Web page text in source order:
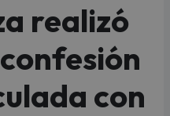
realizó
con